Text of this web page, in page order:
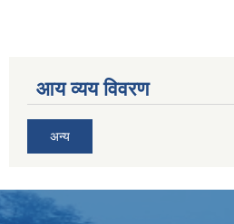
आय व्यय विवरण
अन्य